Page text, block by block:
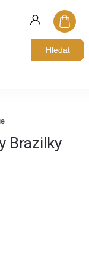
Hledat
Brazilky